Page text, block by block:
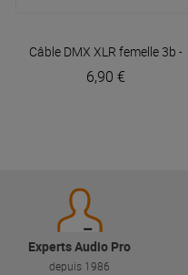
Câble DMX XLR femelle 3b
6,90 €
Experts Audio Pro
depuis 1986